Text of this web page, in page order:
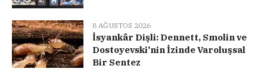
8 AĞUSTOS 2026
İsyankâr Dişli: Dennett, Smolin ve
Dostoyevski’nin İzinde Varoluşsal
Bir Sentez